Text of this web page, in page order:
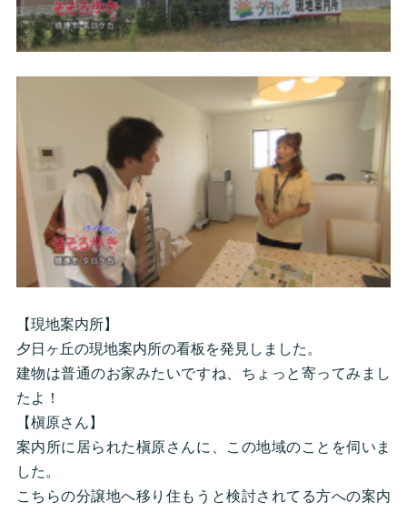
【現地案内所】
夕日ヶ丘の現地案内所の看板を発見しました。
建物は普通のお家みたいですね、ちょっと寄ってみまし
たよ！
【槇原さん】
案内所に居られた槇原さんに、この地域のことを伺いま
した。
こちらの分譲地へ移り住もうと検討されてる方への案内